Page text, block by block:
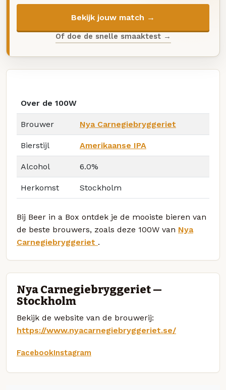
Bekijk jouw match →
Of doe de snelle smaaktest →
Over de 100W
Brouwer Nya Carnegiebryggeriet
Bierstijl Amerikaanse IPA
Alcohol 6.0%
Herkomst Stockholm
Bij Beer in a Box ontdek je de mooiste bieren van
de beste brouwers, zoals deze 100W van Nya
Carnegiebryggeriet .
Nya Carnegiebryggeriet —
Stockholm
Bekijk de website van de brouwerij:
https://www.nyacarnegiebryggeriet.se/
FacebookInstagram